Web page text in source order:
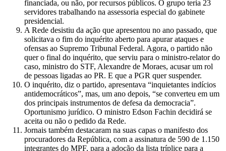
financiada, ou não, por recursos públicos. O grupo teria 23
servidores trabalhando na assessoria especial do gabinete
presidencial.
A Rede desistiu da ação que apresentou no ano passado, que
solicitava o fim do inquérito aberto para apurar ataques e
ofensas ao Supremo Tribunal Federal. Agora, o partido não
quer o final do inquérito, que serviu para o ministro-relator do
caso, ministro do STF, Alexandre de Moraes, acusar um rol
de pessoas ligadas ao PR. E que a PGR quer suspender.
O inquérito, diz o partido, apresentava “inquietantes indícios
antidemocráticos”, mas, um ano depois, “se converteu em um
dos principais instrumentos de defesa da democracia”.
Oportunismo jurídico. O ministro Edson Fachin decidirá se
aceita ou não o pedido da Rede.
Jornais também destacaram na suas capas o manifesto dos
procuradores da República, com a assinatura de 590 de 1.150
integrantes do MPF, para a adoção da lista tríplice para a